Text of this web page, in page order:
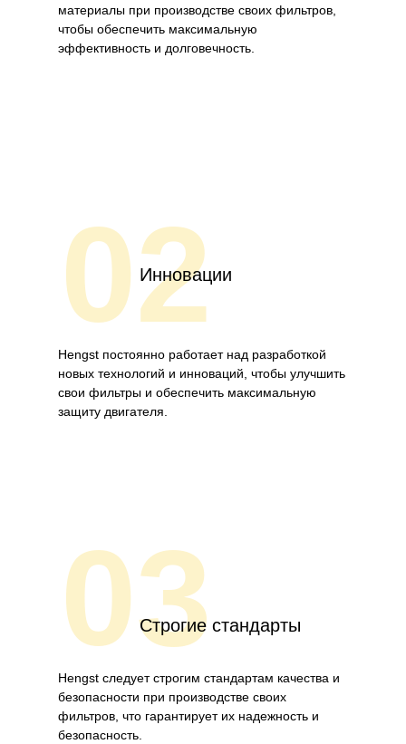
материалы при производстве своих фильтров,
чтобы обеспечить максимальную
эффективность и долговечность.
02
Инновации
Hengst постоянно работает над разработкой
новых технологий и инноваций, чтобы улучшить
свои фильтры и обеспечить максимальную
защиту двигателя.
03Строгие стандарты
Hengst следует строгим стандартам качества и
безопасности при производстве своих
фильтров, что гарантирует их надежность и
безопасность.